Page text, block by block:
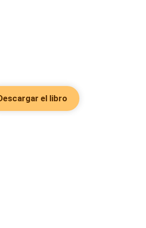
el libro